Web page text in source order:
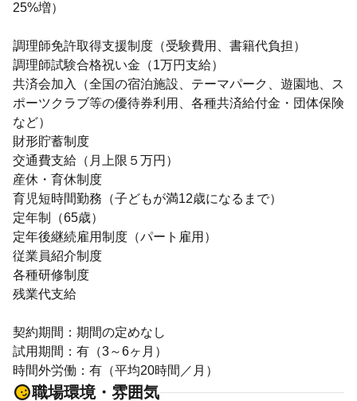
25%増）
調理師免許取得支援制度（受験費用、書籍代負担）
調理師試験合格祝い金（1万円支給）
共済会加入（全国の宿泊施設、テーマパーク、遊園地、ス
ポーツクラブ等の優待券利用、各種共済給付金・団体保険
など）
財形貯蓄制度
交通費支給（月上限５万円）
産休・育休制度
育児短時間勤務（子どもが満12歳になるまで）
定年制（65歳）
定年後継続雇用制度（パート雇用）
従業員紹介制度
各種研修制度
残業代支給
契約期間：期間の定めなし
試用期間：有（3～6ヶ月）
時間外労働：有（平均20時間／月）
職場環境・雰囲気